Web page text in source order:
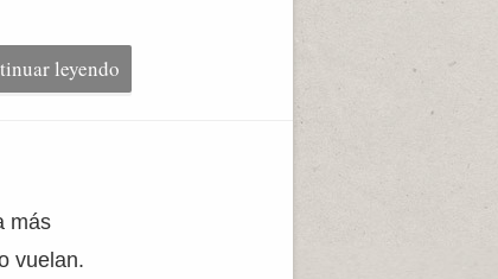
leyendo
más
vuelan.